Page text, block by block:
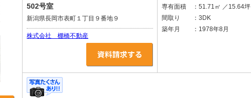
502号室
新潟県長岡市表町１丁目９番地９
株式会社 棚橋不動産
専有面積
：51.71㎡ ／15.64坪
間取り
：3DK
築年月
：1978年8月